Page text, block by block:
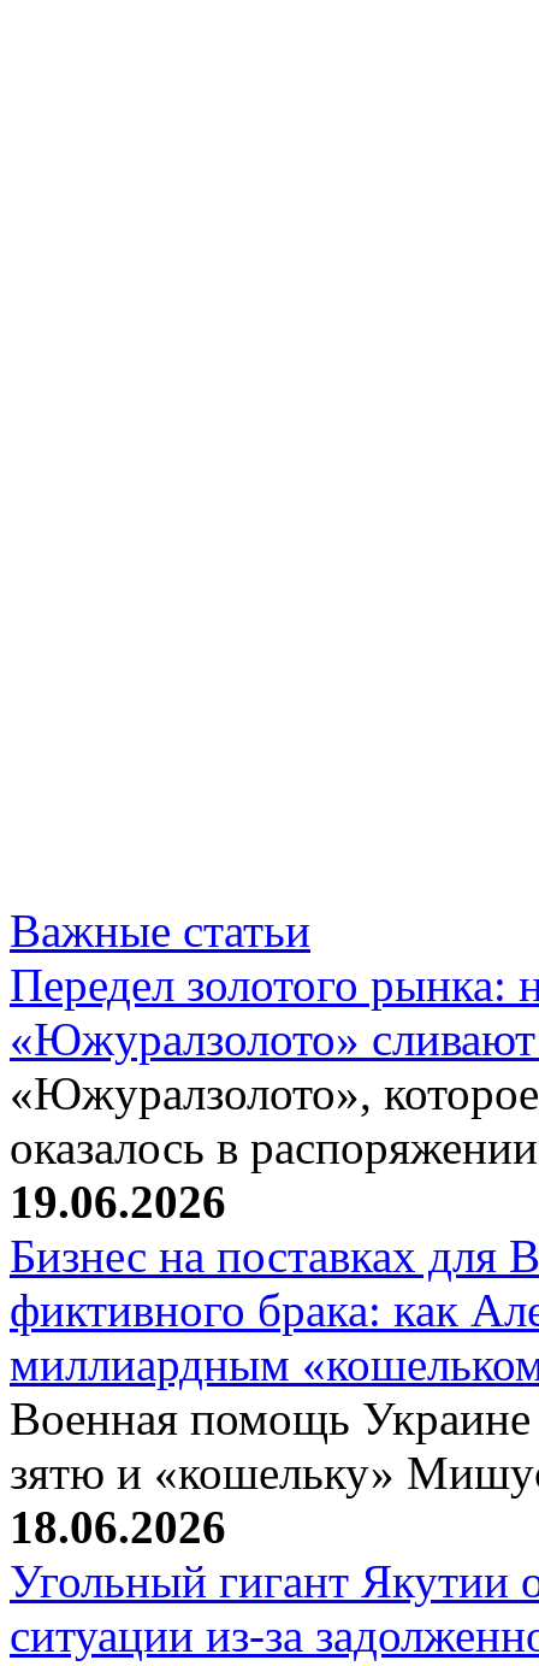
Важные статьи
Передел золотого рынка:
«Южуралзолото»
«Южуралзолото»,
оказалось в
19.06.2026
Бизнес на поставках
фиктивного брака: как
миллиардным
Военная помощь
зятю и «кошельку»
18.06.2026
Угольный гигант Якутии
ситуации из-за